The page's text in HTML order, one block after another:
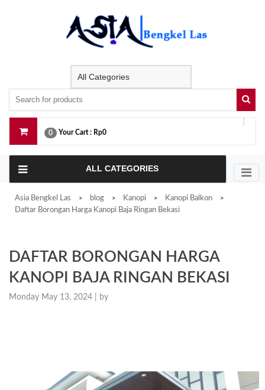
0 Your Cart : Rp0
ALL CATEGORIES
Asia Bengkel Las > blog > Kanopi > Kanopi Balkon >
Daftar Borongan Harga Kanopi Baja Ringan Bekasi
DAFTAR BORONGAN HARGA
KANOPI BAJA RINGAN BEKASI
Monday May 13, 2024 | by